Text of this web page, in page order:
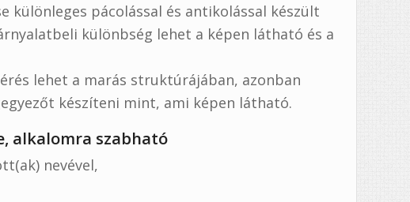
különleges pácolással és antikolással készült
különbség lehet a képen látható és a
lehet a marás struktúrájában, azonban
készíteni mint, ami képen látható.
alkalomra szabható
nevével,